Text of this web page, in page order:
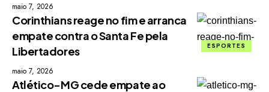
maio 7, 2026
ESPORTES
Corinthians reage no fim e arranca
empate contra o Santa Fe pela
Libertadores
maio 7, 2026
Atlético-MG cede empate ao